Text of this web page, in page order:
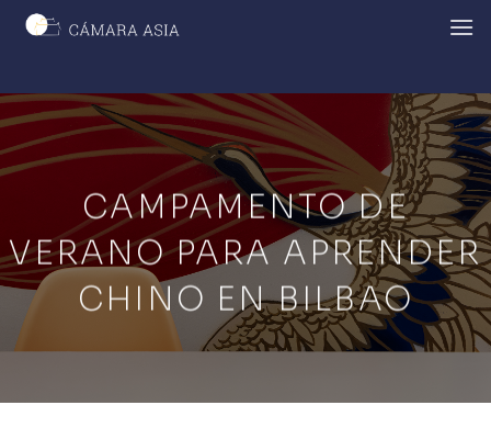
Skip
CAMPAMENTO DE
VERANO PARA APRENDER
CHINO EN BILBAO